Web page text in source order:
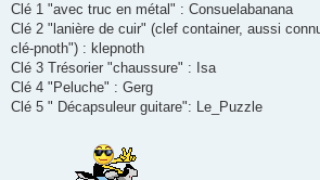
Clé 1 "avec truc en métal" : Consuelabanana
Clé 2 "lanière de cuir" (clef container, aussi
clé-pnoth") : klepnoth
Clé 3 Trésorier "chaussure" : Isa
Clé 4 "Peluche" : Gerg
Clé 5 " Décapsuleur guitare": Le_Puzzle